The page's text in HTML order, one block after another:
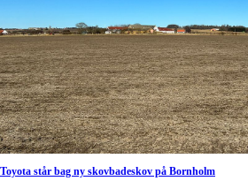
Toyota står bag ny skovbadeskov på Bornholm